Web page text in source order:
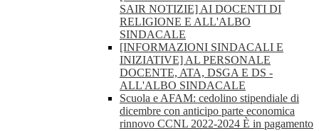
SAIR NOTIZIE] AI DOCENTI DI
RELIGIONE E ALL'ALBO
SINDACALE
[INFORMAZIONI SINDACALI E
INIZIATIVE] AL PERSONALE
DOCENTE, ATA, DSGA E DS -
ALL'ALBO SINDACALE
Scuola e AFAM: cedolino stipendiale di
dicembre con anticipo parte economica
rinnovo CCNL 2022-2024 È in pagamento